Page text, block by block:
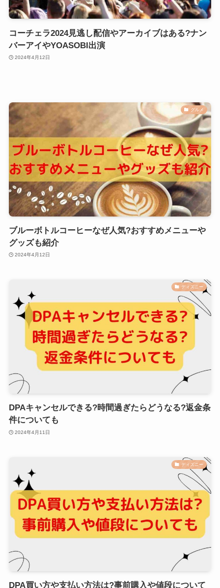
コーチェラ2024見逃し配信やアーカイブはある?ナン
バーアイやYOASOBI出演
2024年4月12日
グルメ
ブルーボトルコーヒーなぜ人気?おすすめメニューや
グッズも紹介
2024年4月12日
ディズニー
DPAキャンセルできる?時間過ぎたらどうなる?返金条
件についても
2024年4月11日
ディズニー
DPA買い方や支払い方法は?事前購入や値段について